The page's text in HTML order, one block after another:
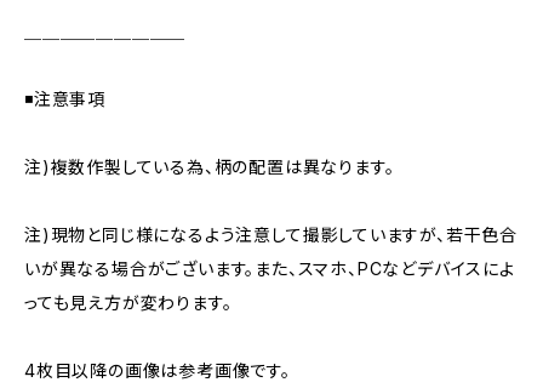
◾️注意事項
注)複数作製している為、柄の配置は異なります。
注)現物と同じ様になるよう注意して撮影していますが、若干色合
いが異なる場合がございます。また、スマホ、PCなどデバイスによ
っても見え方が変わります。
4枚目以降の画像は参考画像です。